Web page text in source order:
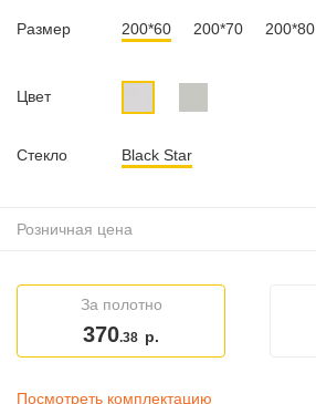
Размер 200*60 200*70 200*80
Цвет
Стекло Black Star
Розничная цена
За полотно
370.38 р.
Посмотреть комплектацию